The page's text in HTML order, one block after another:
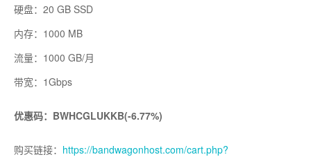
硬盘：20 GB SSD
内存：1000 MB
流量：1000 GB/月
带宽：1Gbps
优惠码：BWHCGLUKKB(-6.77%)
购买链接： https://bandwagonhost.com/cart.php?